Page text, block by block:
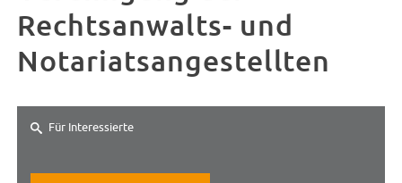
Rechtsanwalts- und
Notariatsangestellten
Für Interessierte